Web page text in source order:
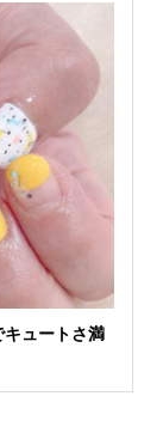
キュートさ満